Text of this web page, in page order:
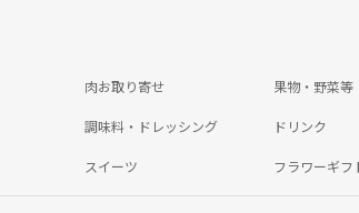
肉お取り寄せ 果物・野菜等
調味料・ドレッシング ドリンク
スイーツ フラワーギフ